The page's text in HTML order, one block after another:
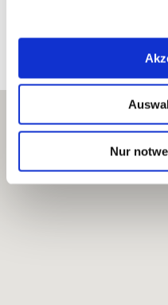
Nur
Bearbeitete